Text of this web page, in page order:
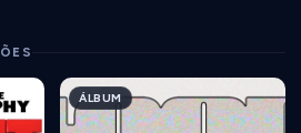
ÁLBUM